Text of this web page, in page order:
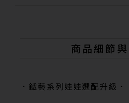
商品細節
．鐵藝系列娃娃選配升級．